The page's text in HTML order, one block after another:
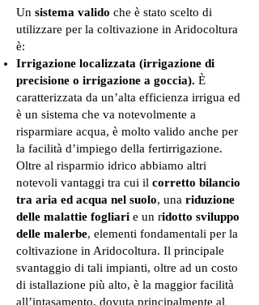
Un sistema valido che è stato scelto di
utilizzare per la coltivazione in Aridocoltura
è:
Irrigazione localizzata (irrigazione di
precisione o irrigazione a goccia). È
caratterizzata da un’alta efficienza irrigua ed
è un sistema che va notevolmente a
risparmiare acqua, è molto valido anche per
la facilità d’impiego della fertirrigazione.
Oltre al risparmio idrico abbiamo altri
notevoli vantaggi tra cui il corretto bilancio
tra aria ed acqua nel suolo, una riduzione
delle malattie fogliari e un ridotto sviluppo
delle malerbe, elementi fondamentali per la
coltivazione in Aridocoltura. Il principale
svantaggio di tali impianti, oltre ad un costo
di istallazione più alto, è la maggior facilità
all’intasamento, dovuta principalmente al